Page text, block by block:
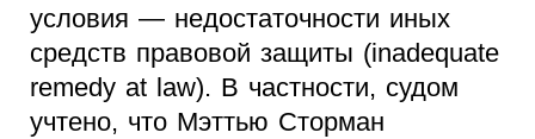
условия — недостаточности иных
средств правовой защиты (inadequate
remedy at law). В частности, судом
учтено, что Мэттью Сторман